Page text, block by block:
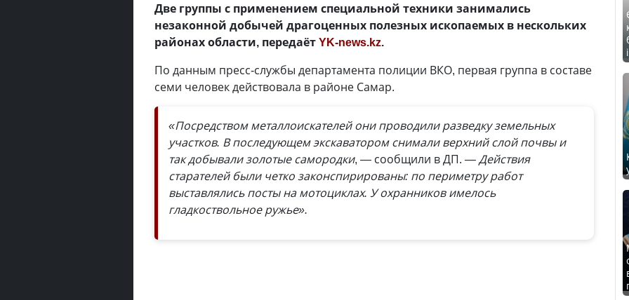
Две группы с применением специальной техники занимались
незаконной добычей драгоценных полезных ископаемых в нескольких
районах области, передаётYK-news.kz.
По данным пресс-службы департамента полиции ВКО, первая группа в составе
семи человек действовала в районе Самар.
«Посредством металлоискателей они проводили разведку земельных
участков. В последующем экскаватором снимали верхний слой почвы и
так добывали золотые самородки, — сообщили в ДП. — Действия
старателей были четко законспирированы: по периметру работ
выставлялись посты на мотоциклах. У охранников имелось
гладкоствольное ружье».